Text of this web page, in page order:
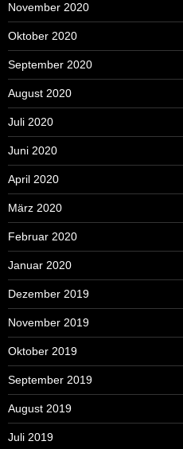
November 2020
Oktober 2020
September 2020
August 2020
Juli 2020
Juni 2020
April 2020
März 2020
Februar 2020
Januar 2020
Dezember 2019
November 2019
Oktober 2019
September 2019
August 2019
Juli 2019